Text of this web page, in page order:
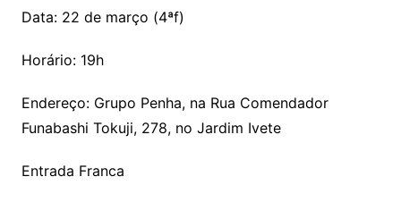
Data: 22 de março (4ªf)
Horário: 19h
Endereço: Grupo Penha, na Rua Comendador
Funabashi Tokuji, 278, no Jardim Ivete
Entrada Franca